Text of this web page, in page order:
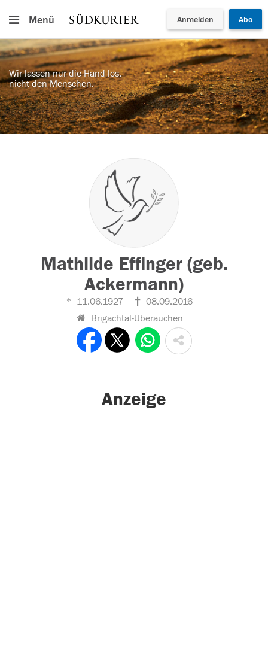
Menü Anmelden Abo
Wir lassen nur die Hand los,
nicht den Menschen.
Mathilde Effinger (geb.
Ackermann)
11.06.1927
08.09.2016
Brigachtal-Überauchen
Anzeige